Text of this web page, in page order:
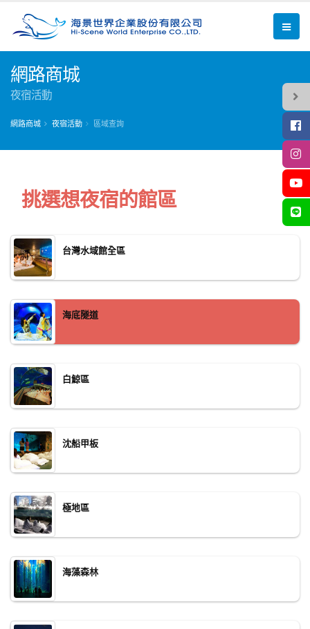
網路商城
夜宿活動
網路商城 夜宿活動 區域查詢
挑選想夜宿的館區
台灣水域館全區
海底隧道
白鯨區
沈船甲板
極地區
海藻森林